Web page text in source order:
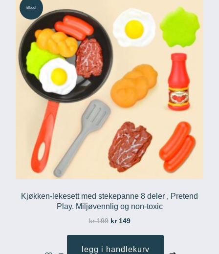
tilbud!
Kjøkken-lekesett med stekepanne 8 deler , Pretend
Play. Miljøvennlig og non-toxic
kr199 kr149
legg i handlekurv